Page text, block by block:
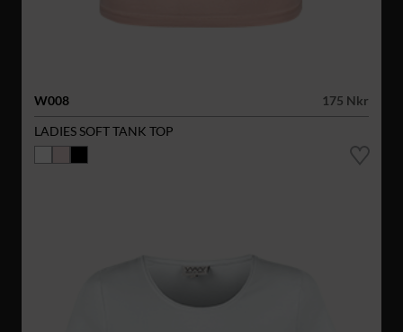
W008
175 Nkr
LADIES SOFT TANK TOP